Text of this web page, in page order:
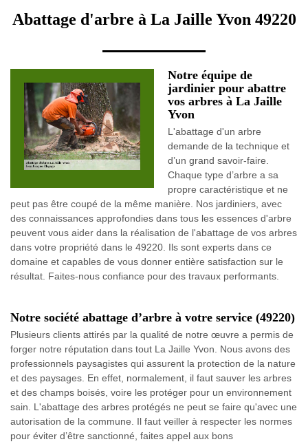
Abattage d'arbre à La Jaille Yvon 49220
Notre équipe de
jardinier pour abattre
vos arbres à La Jaille
Yvon
L'abattage d'un arbre
demande de la technique et
d’un grand savoir-faire.
Chaque type d’arbre a sa
propre caractéristique et ne
peut pas être coupé de la même manière. Nos jardiniers, avec
des connaissances approfondies dans tous les essences d'arbre
peuvent vous aider dans la réalisation de l'abattage de vos arbres
dans votre propriété dans le 49220. Ils sont experts dans ce
domaine et capables de vous donner entière satisfaction sur le
résultat. Faites-nous confiance pour des travaux performants.
Notre société abattage d’arbre à votre service (49220)
Plusieurs clients attirés par la qualité de notre œuvre a permis de
forger notre réputation dans tout La Jaille Yvon. Nous avons des
professionnels paysagistes qui assurent la protection de la nature
et des paysages. En effet, normalement, il faut sauver les arbres
et des champs boisés, voire les protéger pour un environnement
sain. L'abattage des arbres protégés ne peut se faire qu'avec une
autorisation de la commune. Il faut veiller à respecter les normes
pour éviter d’être sanctionné, faites appel aux bons